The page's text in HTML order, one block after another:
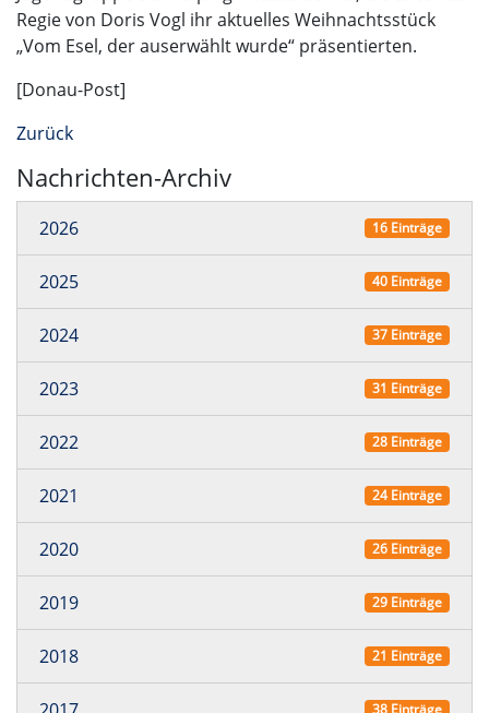
Regie von Doris Vogl ihr aktuelles Weihnachtsstück
„Vom Esel, der auserwählt wurde“ präsentierten.
[Donau-Post]
Zurück
Nachrichten-Archiv
2026 16 Einträge
2025 40 Einträge
2024 37 Einträge
2023 31 Einträge
2022 28 Einträge
2021 24 Einträge
2020 26 Einträge
2019 29 Einträge
2018 21 Einträge
38 Einträge